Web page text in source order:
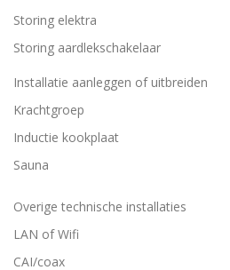
Storing elektra
Storing aardlekschakelaar
Installatie aanleggen of uitbreiden
Krachtgroep
Inductie kookplaat
Sauna
Overige technische installaties
LAN of Wifi
CAI/coax